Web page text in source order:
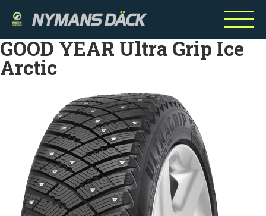
GOOD YEAR Ultra Grip Ice
Arctic